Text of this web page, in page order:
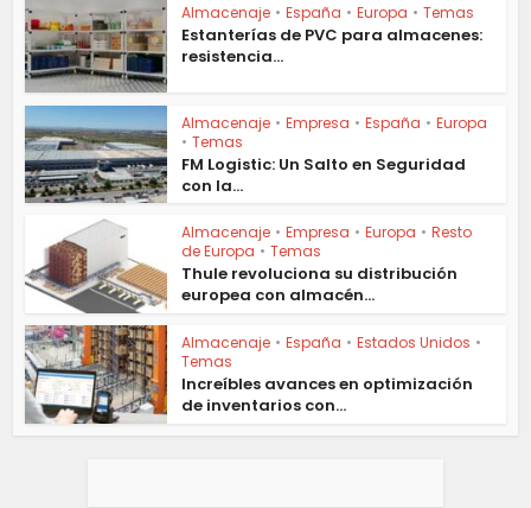
Almacenaje • España • Europa • Temas
Estanterías de PVC para almacenes:
resistencia...
Almacenaje • Empresa • España • Europa
• Temas
FM Logistic: Un Salto en Seguridad
con la...
Almacenaje • Empresa • Europa • Resto
de Europa • Temas
Thule revoluciona su distribución
europea con almacén...
Almacenaje • España • Estados Unidos •
Temas
Increíbles avances en optimización
de inventarios con...